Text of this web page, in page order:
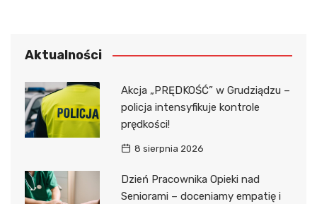
Aktualności
Akcja „PRĘDKOŚĆ” w Grudziądzu –
policja intensyfikuje kontrole
prędkości!
8 sierpnia 2026
Dzień Pracownika Opieki nad
Seniorami – doceniamy empatię i